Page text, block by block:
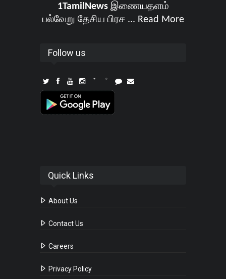
1TamilNewsஇணையதளம்
பல்வேறு தேசிய பிரச ... Read More
Follow us
Quick Links
About Us
Contact Us
Careers
Privacy Policy